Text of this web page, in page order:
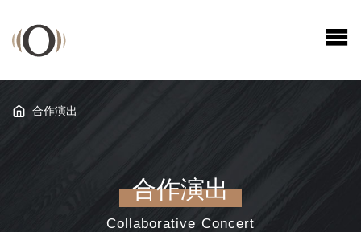
合作演出
合作演出
Collaborative Concert